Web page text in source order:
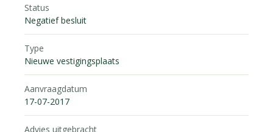
Status
Negatief besluit
Type
Nieuwe vestigingsplaats
Aanvraagdatum
17-07-2017
Advies uitgebracht